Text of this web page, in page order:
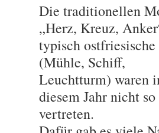
Die traditionellen
„Herz, Kreuz,
typisch
(Mühle, Schiff,
Leuchtturm) waren
diesem Jahr nicht
vertreten.